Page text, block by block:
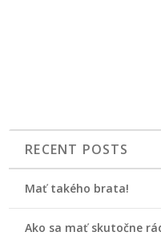
RECENT POSTS
Mať takého brata!
Ako sa mať skutočne